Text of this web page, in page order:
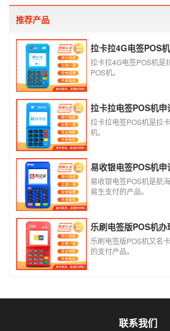
推荐产品
拉卡拉4G电签POS
拉卡拉4G电签POS机是
POS机。
拉卡拉电签POS机申
拉卡拉电签POS机是拉
机。
易收银电签POS机申
易收银电签POS机是航
易生支付的产品。
乐刷电签版POS机办
乐刷电签版POS机又名
的支付产品。
联系我们